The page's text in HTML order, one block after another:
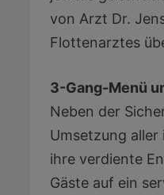
von Arzt Dr.
Flottenarztes
3-Gang-Menü
Neben der
Umsetzung
ihre verdiente
Gäste auf ein